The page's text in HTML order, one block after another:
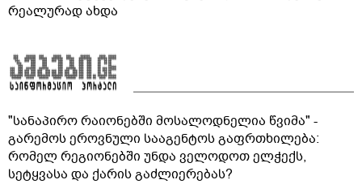
რეალურად ახდა
"სანაპირო რაიონებში მოსალოდნელია წვიმა" -
გარემოს ეროვნული სააგენტოს გაფრთხილება:
რომელ რეგიონებში უნდა ველოდოთ ელჭექს,
სეტყვასა და ქარის გაძლიერებას?